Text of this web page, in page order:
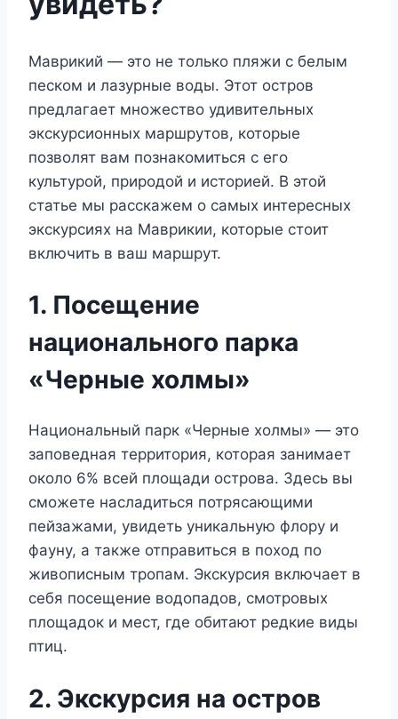
Маврикий — это не только пляжи с белым
песком и лазурные воды. Этот остров
предлагает множество удивительных
экскурсионных маршрутов, которые
позволят вам познакомиться с его
культурой, природой и историей. В этой
статье мы расскажем о самых интересных
экскурсиях на Маврикии, которые стоит
включить в ваш маршрут.
1. Посещение
национального парка
«Черные холмы»
Национальный парк «Черные холмы» — это
заповедная территория, которая занимает
около 6% всей площади острова. Здесь вы
сможете насладиться потрясающими
пейзажами, увидеть уникальную флору и
фауну, а также отправиться в поход по
живописным тропам. Экскурсия включает в
себя посещение водопадов, смотровых
площадок и мест, где обитают редкие виды
птиц.
2. Экскурсия на остров